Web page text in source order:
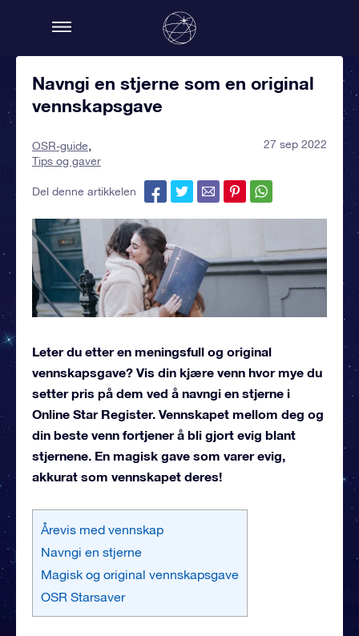
Navngi en stjerne som en original
vennskapsgave
OSR-guide
Tips og gaver
27 sep 2022
Del denne artikkelen
Leter du etter en meningsfull og original
vennskapsgave? Vis din kjære venn hvor mye du
setter pris på dem ved å navngi en stjerne i
Online Star Register. Vennskapet mellom deg og
din beste venn fortjener å bli gjort evig blant
stjernene. En magisk gave som varer evig,
akkurat som vennskapet deres!
Årevis med vennskap
Navngi en stjerne
Magisk og original vennskapsgave
OSR Starsaver